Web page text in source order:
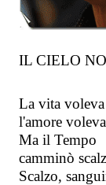
IL CIELO
La vita
l'amore
Ma il Tempo
camminò
Scalzo,